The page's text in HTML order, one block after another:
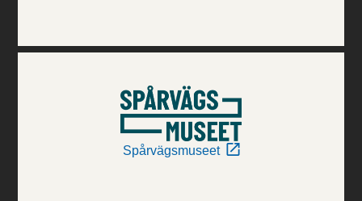
Spårvägsmuseet